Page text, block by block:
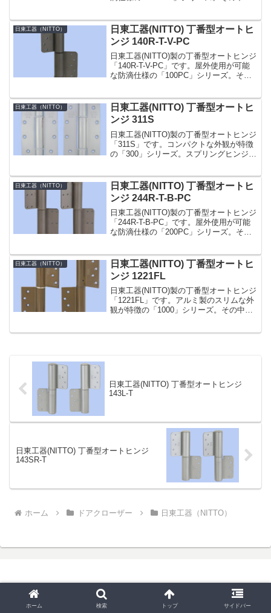
での子ドアなど自動閉扉の不必要な...
日東工器（NITTO）
日東工器(NITTO) 丁番型オートヒ
ンジ 140R-T-V-PC
日東工器(NITTO)製の丁番型オートヒンジ
「140R-T-V-PC」です。屋外使用が可能
な防滴仕様の「100PC」シリーズ。その
ップ機構とクローザー機能がない...
日東工器（NITTO）
日東工器(NITTO) 丁番型オートヒ
ンジ 311S
日東工器(NITTO)製の丁番型オートヒンジ
「311S」です。コンパクトな外観が特徴
の「300」シリーズ。スプリングヒンジと
質木製・アルミ製・軽量スチール製ド
ア...
日東工器（NITTO）
日東工器(NITTO) 丁番型オートヒ
ンジ 244R-T-B-PC
日東工器(NITTO)製の丁番型オートヒンジ
「244R-T-B-PC」です。屋外使用が可能
な防滴仕様の「200PC」シリーズ。その
で、枠・ドア側羽根にタップ穴を設...
日東工器（NITTO）
日東工器(NITTO) 丁番型オートヒ
ンジ 1221FL
日東工器(NITTO)製の丁番型オートヒンジ
「1221FL」です。アルミ製のスリムな外
観が特徴の「1000」シリーズ。その中で
日東工器(NITTO) 丁番型オートヒンジ
143L-T
日東工器(NITTO) 丁番型オートヒンジ
143SR-T
ホーム ドアクローザー 日東工器（NITTO）
© 2025 鍵と錠前と金物と。.
ホーム 検索 トップ サイドバー